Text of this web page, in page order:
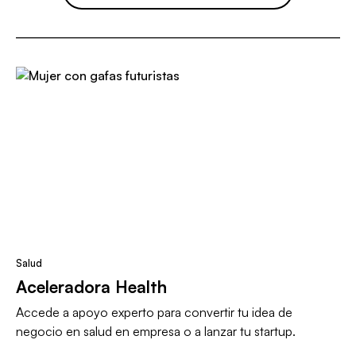
Salud
Aceleradora Health
Accede a apoyo experto para convertir tu idea de
negocio en salud en empresa o a lanzar tu startup.